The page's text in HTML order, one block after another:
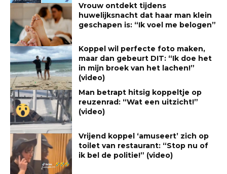
Vrouw ontdekt tijdens
huwelijksnacht dat haar man klein
geschapen is: “Ik voel me belogen”
Koppel wil perfecte foto maken,
maar dan gebeurt DIT: “Ik doe het
in mijn broek van het lachen!”
(video)
Man betrapt hitsig koppeltje op
reuzenrad: “Wat een uitzicht!”
(video)
Vrijend koppel ‘amuseert’ zich op
toilet van restaurant: “Stop nu of
ik bel de politie!” (video)